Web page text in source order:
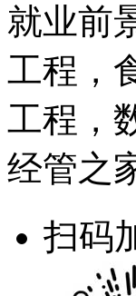
就业前
工程，
工程，
经管之
扫码